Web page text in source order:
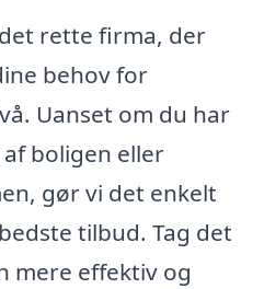
rette firma, der
behov for
Uanset om du har
boligen eller
gør vi det enkelt
tilbud. Tag det
mere effektiv og